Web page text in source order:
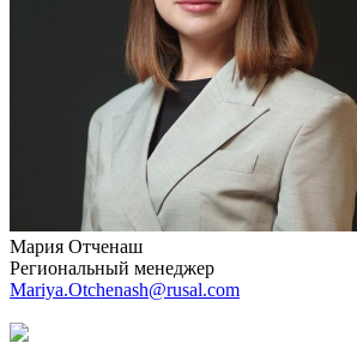
Мария Отченаш
Региональный менеджер
Mariya.Otchenash@rusal.com